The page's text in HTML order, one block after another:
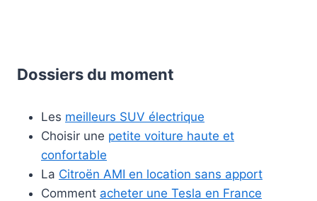
Dossiers du moment
Les meilleurs SUV électrique
Choisir une petite voiture haute et
confortable
La Citroën AMI en location sans apport
Comment acheter une Tesla en France